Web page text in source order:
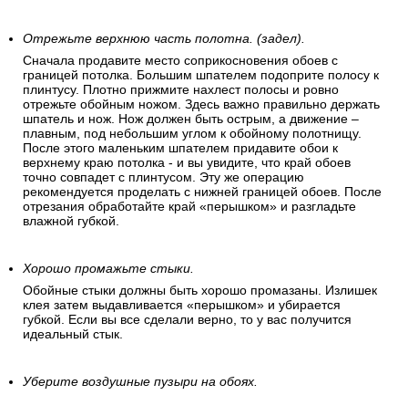
Отрежьте верхнюю часть полотна. (задел).
Сначала продавите место соприкосновения обоев с
границей потолка. Большим шпателем подоприте полосу к
плинтусу. Плотно прижмите нахлест полосы и ровно
отрежьте обойным ножом. Здесь важно правильно держать
шпатель и нож. Нож должен быть острым, а движение –
плавным, под небольшим углом к обойному полотнищу.
После этого маленьким шпателем придавите обои к
верхнему краю потолка - и вы увидите, что край обоев
точно совпадет с плинтусом. Эту же операцию
рекомендуется проделать с нижней границей обоев. После
отрезания обработайте край «перышком» и разгладьте
влажной губкой.
Хорошо промажьте стыки.
Обойные стыки должны быть хорошо промазаны. Излишек
клея затем выдавливается «перышком» и убирается
губкой. Если вы все сделали верно, то у вас получится
идеальный стык.
Уберите воздушные пузыри на обоях.